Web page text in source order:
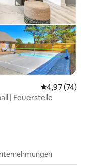
4,97 (74)
| Feuerstelle